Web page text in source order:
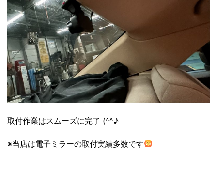
取付作業はスムーズに完了 (^^♪
※当店は電子ミラーの取付実績多数です